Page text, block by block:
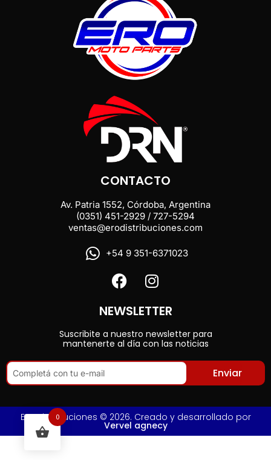
CONTACTO
Av. Patria 1552, Córdoba, Argentina
(0351) 451-2929 / 727-5294
ventas@erodistribuciones.com
+54 9 351-6371023
NEWSLETTER
Suscribite a nuestro newsletter para
mantenerte al día con las noticias
Enviar
Ero Distribuciones © 2026. Creado y desarrollado por
Vervel agnecy
0